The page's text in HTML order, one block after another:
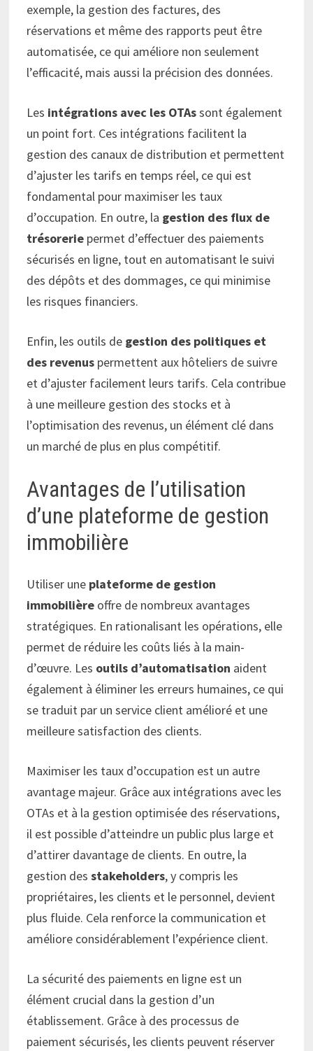
exemple, la gestion des factures, des
réservations et même des rapports peut être
automatisée, ce qui améliore non seulement
l’efficacité, mais aussi la précision des données.
Les intégrations avec les OTAssont également
un point fort. Ces intégrations facilitent la
gestion des canaux de distribution et permettent
d’ajuster les tarifs en temps réel, ce qui est
fondamental pour maximiser les taux
d’occupation. En outre, la gestion des flux de
trésorerie permet d’effectuer des paiements
sécurisés en ligne, tout en automatisant le suivi
des dépôts et des dommages, ce qui minimise
les risques financiers.
Enfin, les outils de gestion des politiques et
des revenus permettent aux hôteliers de suivre
et d’ajuster facilement leurs tarifs. Cela contribue
à une meilleure gestion des stocks et à
l’optimisation des revenus, un élément clé dans
un marché de plus en plus compétitif.
Avantages de l’utilisation
d’une plateforme de gestion
immobilière
Utiliser une plateforme de gestion
immobilière offre de nombreux avantages
stratégiques. En rationalisant les opérations, elle
permet de réduire les coûts liés à la main-
d’œuvre. Les outils d’automatisation aident
également à éliminer les erreurs humaines, ce qui
se traduit par un service client amélioré et une
meilleure satisfaction des clients.
Maximiser les taux d’occupation est un autre
avantage majeur. Grâce aux intégrations avec les
OTAs et à la gestion optimisée des réservations,
il est possible d’atteindre un public plus large et
d’attirer davantage de clients. En outre, la
gestion desstakeholders, y compris les
propriétaires, les clients et le personnel, devient
plus fluide. Cela renforce la communication et
améliore considérablement l’expérience client.
La sécurité des paiements en ligne est un
élément crucial dans la gestion d’un
établissement. Grâce à des processus de
paiement sécurisés, les clients peuvent réserver